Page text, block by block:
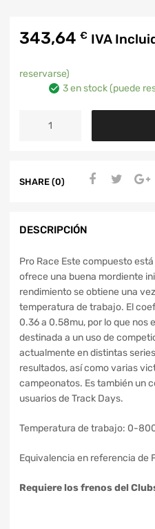
343,64 € IVA
reservarse)
3 en stock (puede
SHARE (0)
DESCRIPCIÓN
Pro Race Este compuesto
ofrece una buena mordiente
rendimiento se obtiene una
temperatura de trabajo. El
0.36 a 0.58mu, por lo que nos
destinada a un uso de
actualmente en distintas
resultados, así como varias
campeonatos. Es también un
usuarios de Track Days.
Temperatura de trabajo: 0-
Equivalencia en referencia de
Requiere los frenos del